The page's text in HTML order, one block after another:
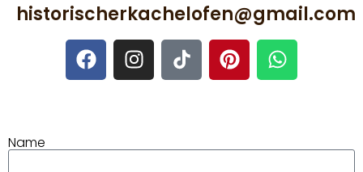
historischerkachelofen@gmail.com
Name